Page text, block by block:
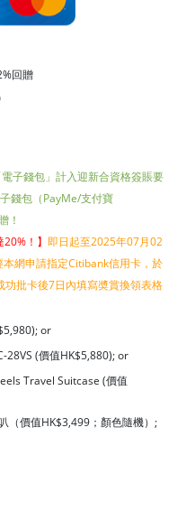
回贈
子錢包」計入迎新合資格簽賬要
錢包（PayMe/支付寶
！
20%！ 】 即日起至2025年07月02
網申請指定Citibank信用卡，於
批卡後7日內填寫奬賞換領表格
or
28VS (價值HK$5,880); or
Travel Suitcase (價值
（價值HK$3,499；顏色隨機）;